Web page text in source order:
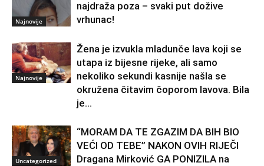
Najnovije
najdraža poza – svaki put dožive
vrhunac!
Najnovije
Žena je izvukla mladunče lava koji se
utapa iz bijesne rijeke, ali samo
nekoliko sekundi kasnije našla se
okružena čitavim čoporom lavova. Bila
je...
Uncategorized
“MORAM DA TE ZGAZIM DA BIH BIO
VEĆI OD TEBE” NAKON OVIH RIJEČI
Dragana Mirković GA PONIZILA na